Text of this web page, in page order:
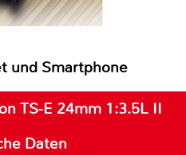
und Smartphone
TS-E 24mm 1:3.5L II
Daten